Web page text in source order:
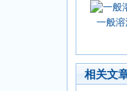
一般
相关文